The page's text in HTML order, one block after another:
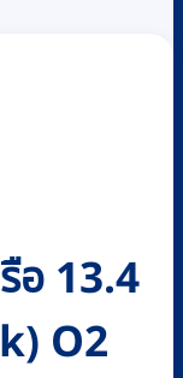
อ 13.4
O2